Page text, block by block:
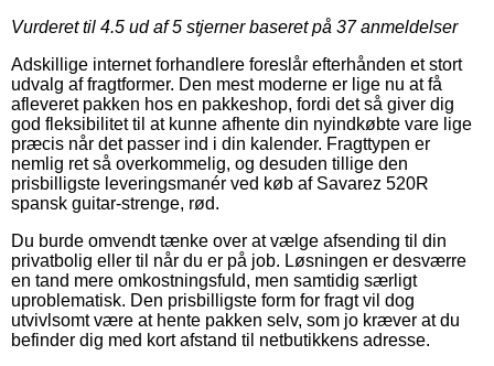
Vurderet til 4.5 ud af 5 stjerner baseret på 37anmeldelser
Adskillige internet forhandlere foreslår efterhånden et stort
udvalg af fragtformer. Den mest moderne er lige nu at få
afleveret pakken hos en pakkeshop, fordi det så giver dig
god fleksibilitet til at kunne afhente din nyindkøbte vare lige
præcis når det passer ind i din kalender. Fragttypen er
nemlig ret så overkommelig, og desuden tillige den
prisbilligste leveringsmanér ved køb af Savarez 520R
spansk guitar-strenge, rød.
Du burde omvendt tænke over at vælge afsending til din
privatbolig eller til når du er på job. Løsningen er desværre
en tand mere omkostningsfuld, men samtidig særligt
uproblematisk. Den prisbilligste form for fragt vil dog
utvivlsomt være at hente pakken selv, som jo kræver at du
befinder dig med kort afstand til netbutikkens adresse.